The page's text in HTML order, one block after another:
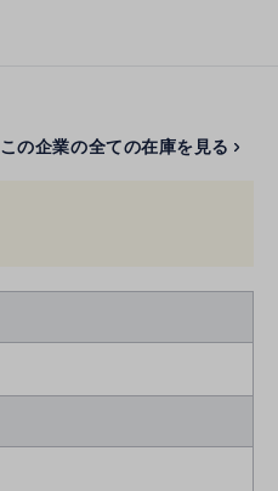
この企業の全ての在庫を見る